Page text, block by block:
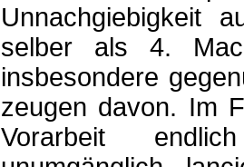
Unnachgiebigkeit
selber als 4.
insbesondere
zeugen davon. Im
Vorarbeit